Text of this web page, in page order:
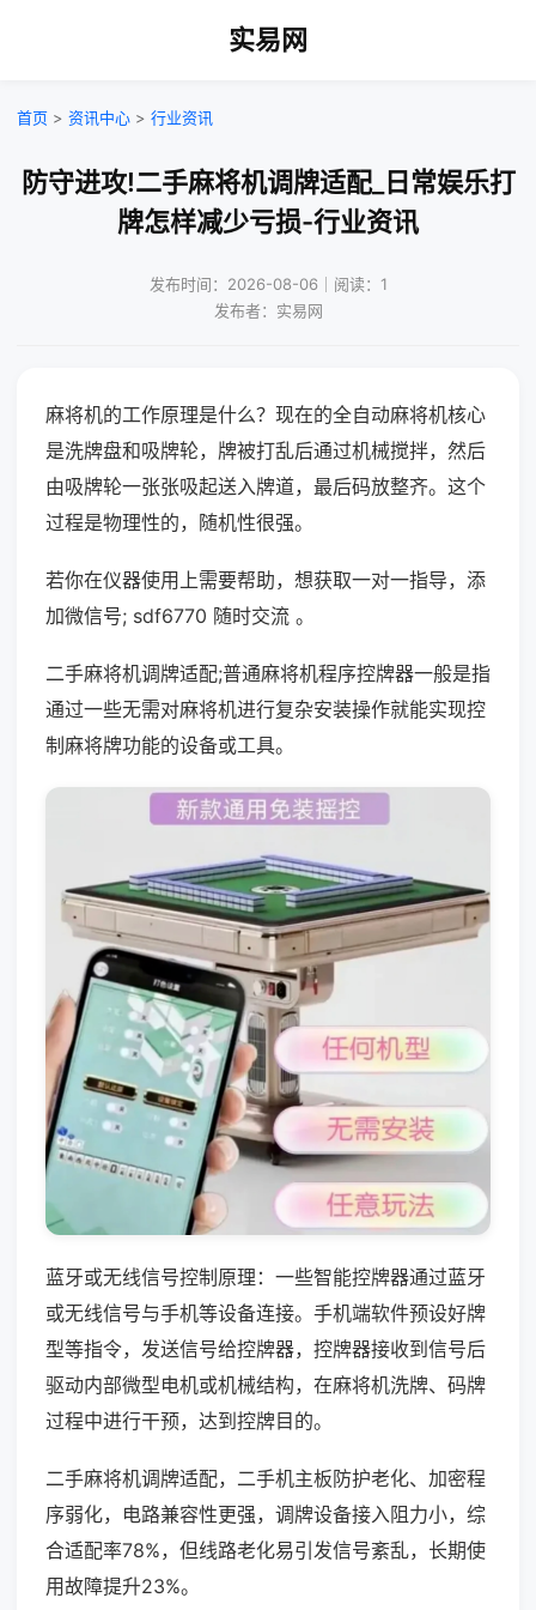
实易网
首页 > 资讯中心 > 行业资讯
防守进攻!二手麻将机调牌适配_日常娱乐打
牌怎样减少亏损-行业资讯
发布时间：2026-08-06｜阅读：1
发布者：实易网
麻将机的工作原理是什么？现在的全自动麻将机核心
是洗牌盘和吸牌轮，牌被打乱后通过机械搅拌，然后
由吸牌轮一张张吸起送入牌道，最后码放整齐。这个
过程是物理性的，随机性很强。
若你在仪器使用上需要帮助，想获取一对一指导，添
加微信号; sdf6770 随时交流 。
二手麻将机调牌适配;普通麻将机程序控牌器一般是指
通过一些无需对麻将机进行复杂安装操作就能实现控
制麻将牌功能的设备或工具。
蓝牙或无线信号控制原理：一些智能控牌器通过蓝牙
或无线信号与手机等设备连接。手机端软件预设好牌
型等指令，发送信号给控牌器，控牌器接收到信号后
驱动内部微型电机或机械结构，在麻将机洗牌、码牌
过程中进行干预，达到控牌目的。
二手麻将机调牌适配，二手机主板防护老化、加密程
序弱化，电路兼容性更强，调牌设备接入阻力小，综
合适配率78%，但线路老化易引发信号紊乱，长期使
用故障提升23%。